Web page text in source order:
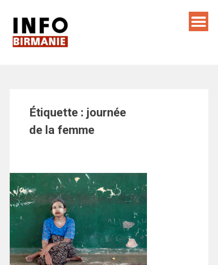
Étiquette : journée
de la femme